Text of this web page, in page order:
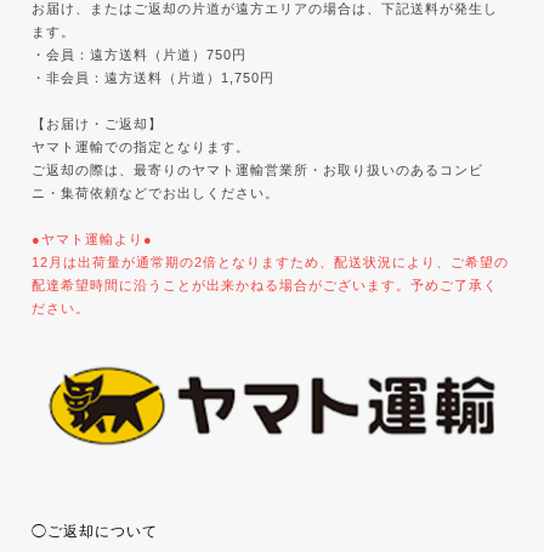
お届け、またはご返却の片道が遠方エリアの場合は、下記送料が発生し
ます。
・会員：遠方送料（片道）750円
・非会員：遠方送料（片道）1,750円
【お届け・ご返却】
ヤマト運輸での指定となります。
ご返却の際は、最寄りのヤマト運輸営業所・お取り扱いのあるコンビ
ニ・集荷依頼などでお出しください。
●ヤマト運輸より●
12月は出荷量が通常期の2倍となりますため、配送状況により、ご希望の
配達希望時間に沿うことが出来かねる場合がございます。予めご了承く
ださい。
◯ご返却について